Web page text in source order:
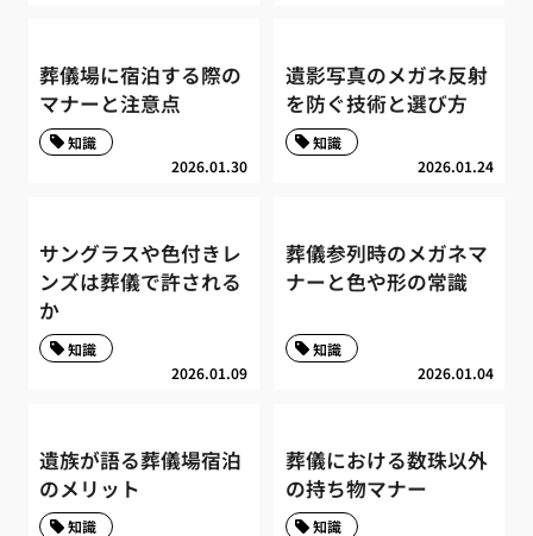
葬儀場に宿泊する際の
マナーと注意点
2026.01.30
知識
遺影写真のメガネ反射
を防ぐ技術と選び方
2026.01.24
知識
サングラスや色付きレ
ンズは葬儀で許される
か
2026.01.09
知識
葬儀参列時のメガネマ
ナーと色や形の常識
2026.01.04
知識
遺族が語る葬儀場宿泊
のメリット
知識
葬儀における数珠以外
の持ち物マナー
知識